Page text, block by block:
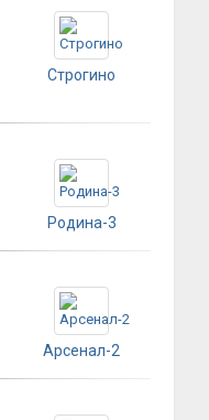
Строгино
Родина-3
Арсенал-2